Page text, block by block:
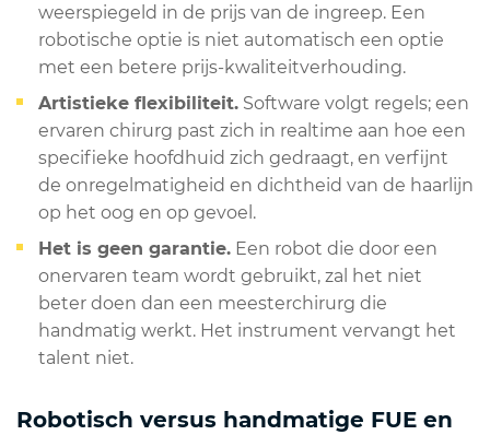
weerspiegeld in de prijs van de ingreep. Een
robotische optie is niet automatisch een optie
met een betere prijs-kwaliteitverhouding.
Artistieke flexibiliteit. Software volgt regels; een
ervaren chirurg past zich in realtime aan hoe een
specifieke hoofdhuid zich gedraagt, en verfijnt
de onregelmatigheid en dichtheid van de haarlijn
op het oog en op gevoel.
Het is geen garantie. Een robot die door een
onervaren team wordt gebruikt, zal het niet
beter doen dan een meesterchirurg die
handmatig werkt. Het instrument vervangt het
talent niet.
Robotisch versus handmatige FUE en